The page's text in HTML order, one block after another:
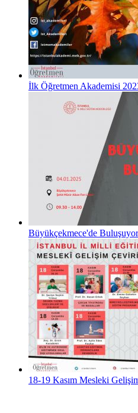
İlk Öğretmen Akademisi
Büyükçekmece'de
18-19 Kasım Mesleki